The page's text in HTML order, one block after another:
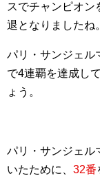
スでチャンピオン
退となりましたね。
パリ・サンジェル
で4連覇を達成し
ょう。
パリ・サンジェル
いたために、 32番